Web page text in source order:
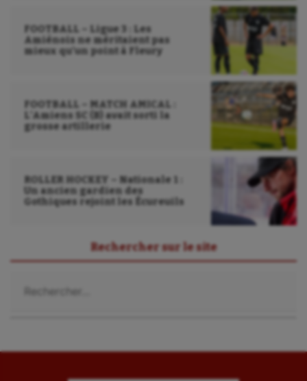
FOOTBALL – Ligue 3 : Les
Amiénois ne méritaient pas
mieux qu’un point à Fleury
FOOTBALL – MATCH AMICAL :
L’Amiens SC (B) avait sorti la
grosse artillerie
ROLLER HOCKEY – Nationale 1 :
Un ancien gardien des
Gothiques rejoint les Écureuils
Rechercher sur le site